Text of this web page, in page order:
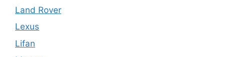
Land Rover
Lexus
Lifan